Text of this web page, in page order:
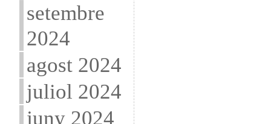
setembre
2024
agost 2024
juliol 2024
juny 2024